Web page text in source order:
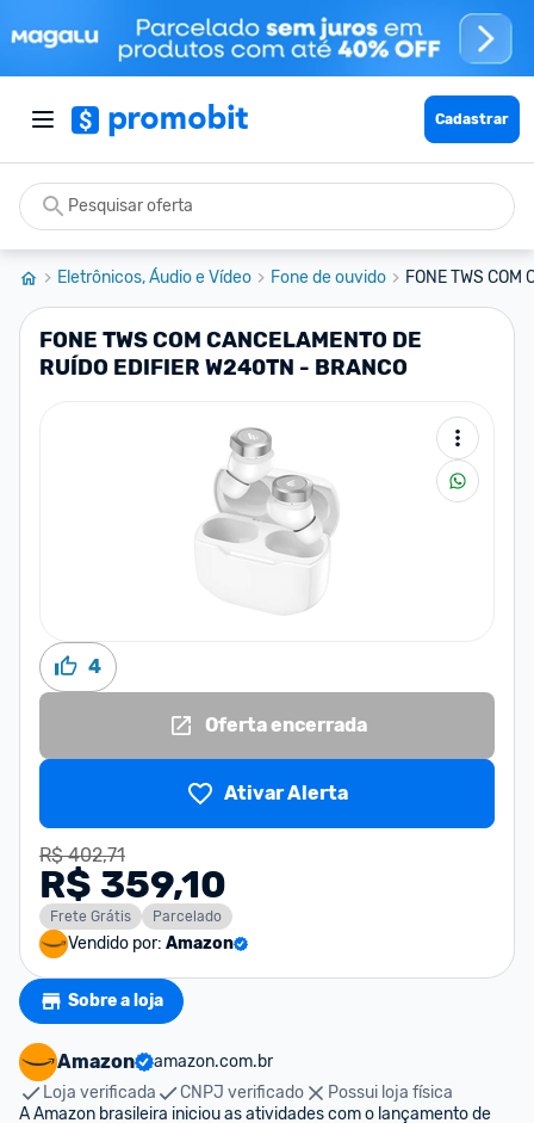
Cadastrar
Eletrônicos, Áudio e Vídeo Fone de ouvido FONE TWS COM
FONE TWS COM CANCELAMENTO DE
RUÍDO EDIFIER W240TN - BRANCO
4
Oferta encerrada
Ativar Alerta
R$ 402,71
R$ 359,10
Frete Grátis Parcelado
Vendido por: Amazon
Sobre a loja
Amazon
amazon.com.br
Loja verificada
CNPJ verificado
Possui loja física
A Amazon brasileira iniciou as atividades com o lançamento de